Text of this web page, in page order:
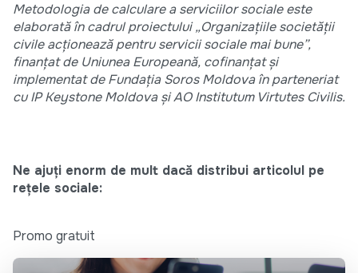
Metodologia de calculare a serviciilor sociale este
elaborată în cadrul proiectului „Organizațiile societății
civile acționează pentru servicii sociale mai bune”,
finanțat de Uniunea Europeană, cofinanțat și
implementat de Fundația Soros Moldova în parteneriat
cu IP Keystone Moldova și AO Institutum Virtutes Civilis.
Ne ajuți enorm de mult dacă distribui articolul pe
rețele sociale:
Promo gratuit